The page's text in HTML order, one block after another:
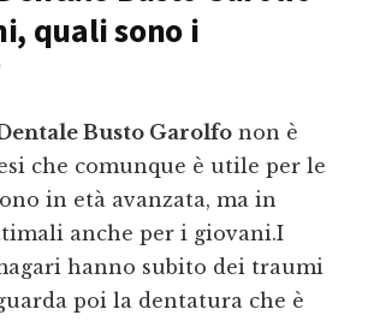
quali sono i
Busto Garolfo non è
che comunque è utile per le
in età avanzata, ma in
anche per i giovani.I
hanno subito dei traumi
poi la dentatura che è